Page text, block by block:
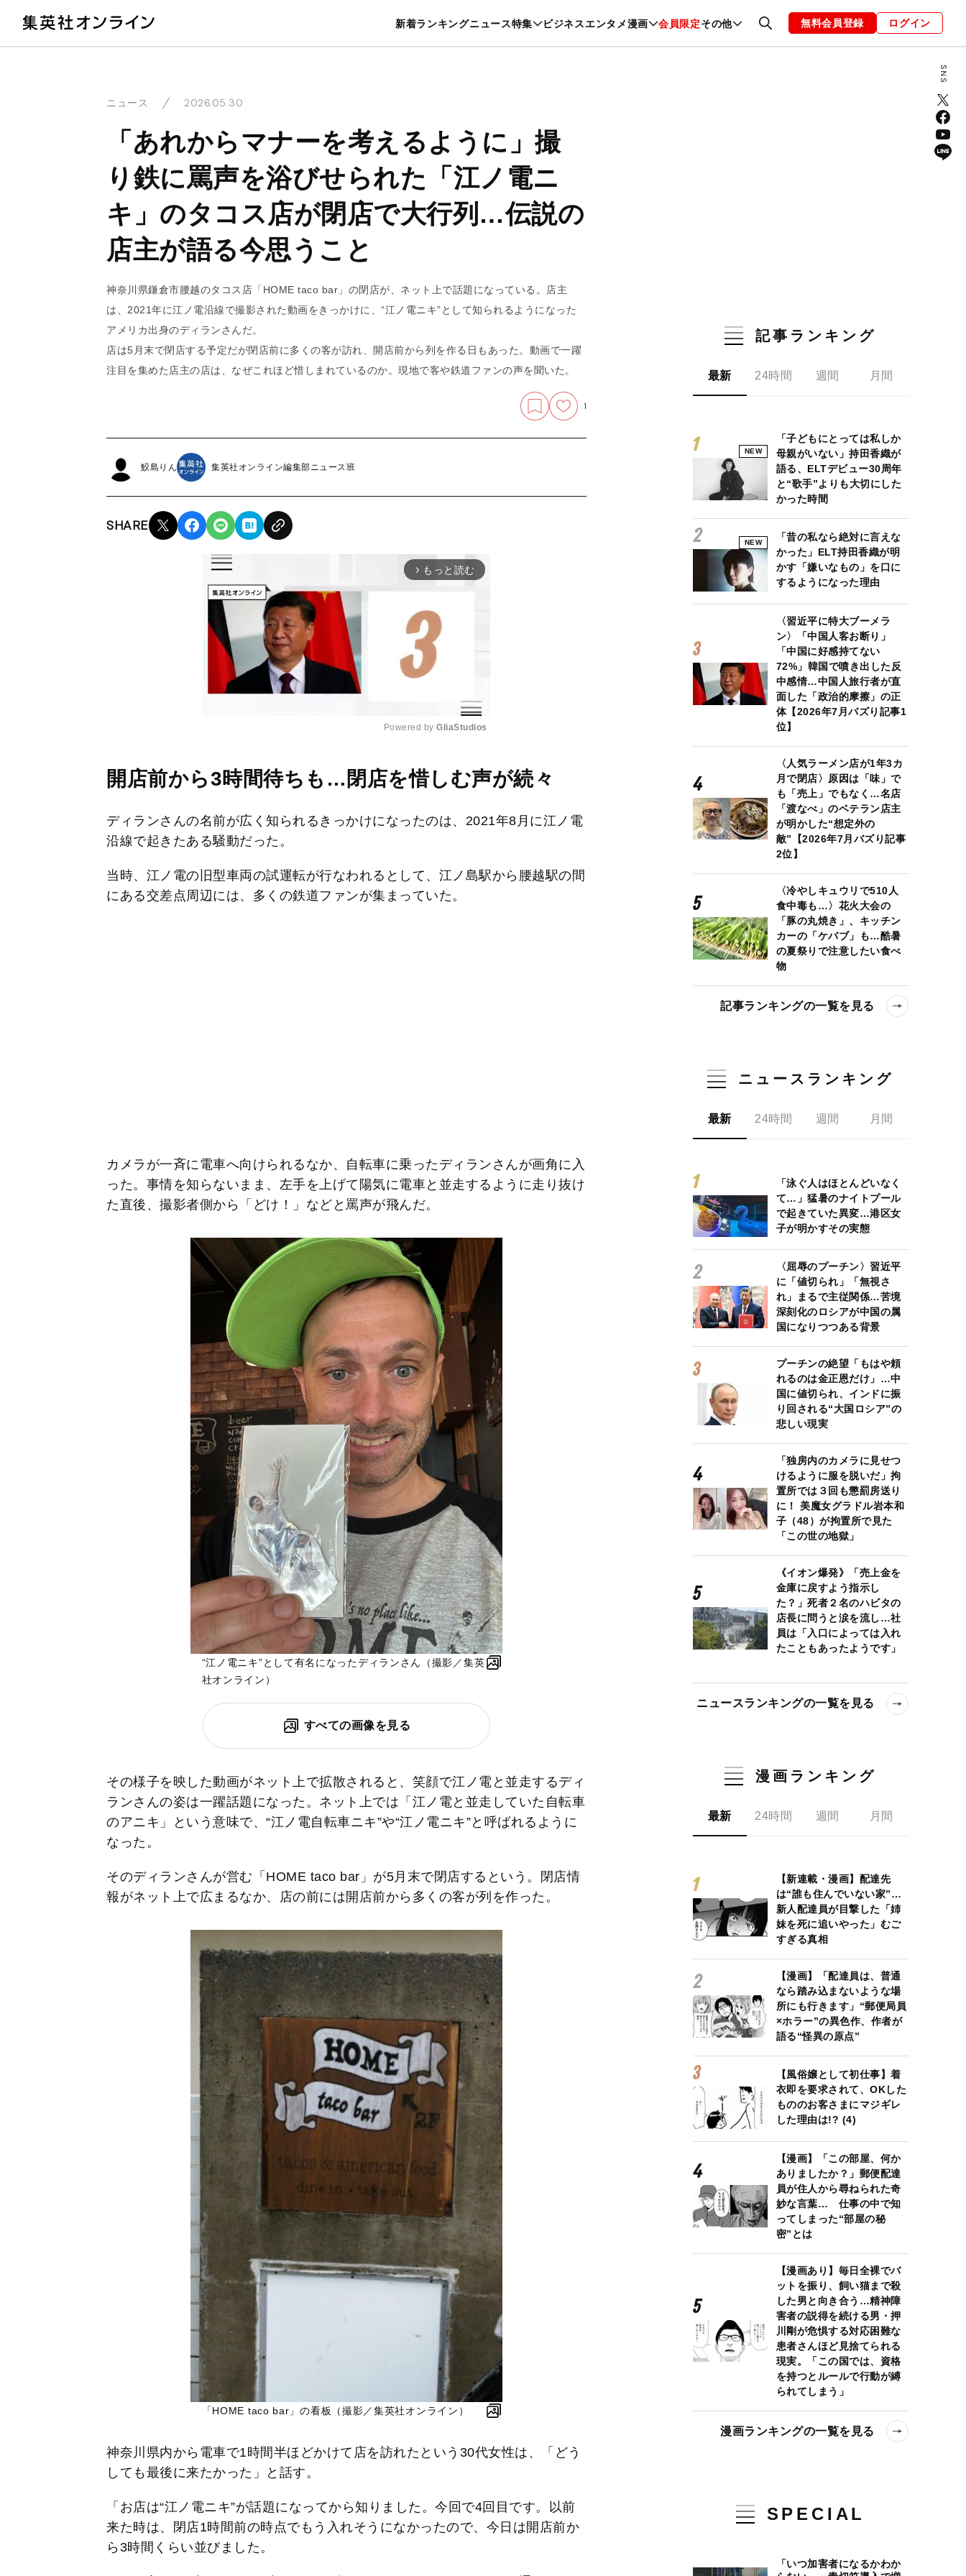
新着ランキングニュース特集 ビジネスエンタメ漫画 会員限定その他
暮らし スポーツ ヘルスケア 美容 グルメ ファッション 恋愛・結婚 編集部 お知らせ
無料会員登録 ログイン
ニュース 2026.05.30
「あれからマナーを考えるように」撮
り鉄に罵声を浴びせられた「江ノ電ニ
キ」のタコス店が閉店で大行列…伝説の
店主が語る今思うこと
神奈川県鎌倉市腰越のタコス店「HOME taco bar」の閉店が、ネット上で話題になっている。店主
は、2021年に江ノ電沿線で撮影された動画をきっかけに、“江ノ電ニキ”として知られるようになった
アメリカ出身のディランさんだ。
店は5月末で閉店する予定だが閉店前に多くの客が訪れ、開店前から列を作る日もあった。動画で一躍
注目を集めた店主の店は、なぜこれほど惜しまれているのか。現地で客や鉄道ファンの声を聞いた。
1
鮫島りん 集英社オンライン編集部ニュース班
SHARE
arrow_forward_ios もっと読む
M
u
e
Powered by GliaStudios
開店前から3時間待ちも…閉店を惜しむ声が続々
ディランさんの名前が広く知られるきっかけになったのは、2021年8月に江ノ電
沿線で起きたある騒動だった。
当時、江ノ電の旧型車両の試運転が行なわれるとして、江ノ島駅から腰越駅の間
にある交差点周辺には、多くの鉄道ファンが集まっていた。
カメラが一斉に電車へ向けられるなか、自転車に乗ったディランさんが画角に入
った。事情を知らないまま、左手を上げて陽気に電車と並走するように走り抜け
た直後、撮影者側から「どけ！」などと罵声が飛んだ。
“江ノ電ニキ”として有名になったディランさん（撮影／集英
社オンライン）
すべての画像を見る
その様子を映した動画がネット上で拡散されると、笑顔で江ノ電と並走するディ
ランさんの姿は一躍話題になった。ネット上では「江ノ電と並走していた自転車
のアニキ」という意味で、“江ノ電自転車ニキ”や“江ノ電ニキ”と呼ばれるように
なった。
そのディランさんが営む「HOME taco bar」が5月末で閉店するという。閉店情
報がネット上で広まるなか、店の前には開店前から多くの客が列を作った。
「HOME taco bar」の看板（撮影／集英社オンライン）
神奈川県内から電車で1時間半ほどかけて店を訪れたという30代女性は、「どう
しても最後に来たかった」と話す。
「お店は“江ノ電ニキ”が話題になってから知りました。今回で4回目です。以前
来た時は、閉店1時間前の時点でもう入れそうになかったので、今日は開店前か
ら3時間くらい並びました。
記事ランキング
最新 24時間 週間 月間
NEW
「子どもにとっては私しか
母親がいない」持田香織が
語る、ELTデビュー30周年
と“歌手”よりも大切にした
かった時間
NEW
「昔の私なら絶対に言えな
かった」ELT持田香織が明
かす「嫌いなもの」を口に
するようになった理由
〈習近平に特大ブーメラ
ン〉「中国人客お断り」
「中国に好感持てない
72%」韓国で噴き出した反
中感情…中国人旅行者が直
面した「政治的摩擦」の正
体【2026年7月バズり記事1
位】
〈人気ラーメン店が1年3カ
月で閉店〉原因は「味」で
も「売上」でもなく…名店
「渡なべ」のベテラン店主
が明かした“想定外の
敵”【2026年7月バズり記事
2位】
〈冷やしキュウリで510人
食中毒も…〉花火大会の
「豚の丸焼き」、キッチン
カーの「ケバブ」も…酷暑
の夏祭りで注意したい食べ
物
記事ランキングの一覧を見る
ニュースランキング
最新 24時間 週間 月間
「泳ぐ人はほとんどいなく
て…」猛暑のナイトプール
で起きていた異変…港区女
子が明かすその実態
〈屈辱のプーチン〉習近平
に「値切られ」「無視さ
れ」まるで主従関係…苦境
深刻化のロシアが中国の属
国になりつつある背景
プーチンの絶望「もはや頼
れるのは金正恩だけ」…中
国に値切られ、インドに振
り回される“大国ロシア”の
悲しい現実
「独房内のカメラに見せつ
けるように服を脱いだ」拘
置所では３回も懲罰房送り
に！ 美魔女グラドル岩本和
子（48）が拘置所で見た
「この世の地獄」
《イオン爆発》「売上金を
金庫に戻すよう指示し
た？」死者２名のハビタの
店長に問うと涙を流し…社
員は「入口によっては入れ
たこともあったようです」
ニュースランキングの一覧を見る
漫画ランキング
最新 24時間 週間 月間
【新連載・漫画】配達先
は“誰も住んでいない家”…
新人配達員が目撃した「姉
妹を死に追いやった」むご
すぎる真相
【漫画】「配達員は、普通
なら踏み込まないような場
所にも行きます」“郵便局員
×ホラー”の異色作、作者が
語る“怪異の原点”
【風俗嬢として初仕事】着
衣即を要求されて、OKした
もののお客さまにマジギレ
した理由は!? (4)
【漫画】「この部屋、何か
ありましたか？」郵便配達
員が住人から尋ねられた奇
妙な言葉… 仕事の中で知
ってしまった“部屋の秘
密”とは
【漫画あり】毎日全裸でバ
ットを振り、飼い猫まで殺
した男と向き合う…精神障
害者の説得を続ける男・押
川剛が危惧する対応困難な
患者さんほど見捨てられる
現実。「この国では、資格
を持つとルールで行動が縛
られてしまう」
漫画ランキングの一覧を見る
SPECIAL
「いつ加害者になるかわか